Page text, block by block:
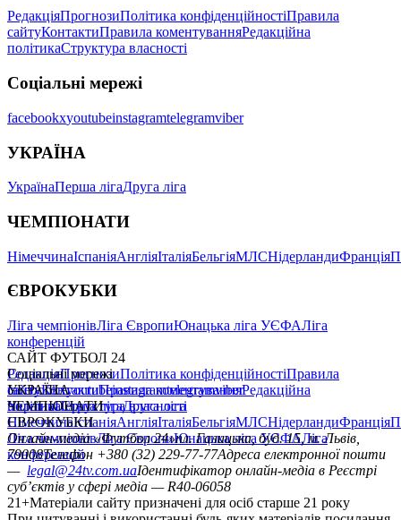
РедакціяПрогнозиПолітика конфіденційностіПравила
сайтуКонтактиПравила коментуванняРедакційна
політикаСтруктура власності
Соціальні мережі
facebookxyoutubeinstagramtelegramviber
УКРАЇНА
УкраїнаПерша лігаДруга ліга
ЧЕМПІОНАТИ
НімеччинаІспаніяАнгліяІталіяБельгіяМЛСНідерландиФранція
ЄВРОКУБКИ
Ліга чемпіонівЛіга ЄвропиЮнацька ліга УЄФАЛіга
конференцій
САЙТ ФУТБОЛ 24
РедакціяПрогнозиПолітика конфіденційностіПравила
сайтуКонтактиПравила коментуванняРедакційна
політикаСтруктура власності
Соціальні мережі
facebookxyoutubeinstagramtelegramviber
УКРАЇНА
УкраїнаПерша лігаДруга ліга
ЧЕМПІОНАТИ
НімеччинаІспаніяАнгліяІталіяБельгіяМЛСНідерландиФранція
ЄВРОКУБКИ
Ліга чемпіонівЛіга ЄвропиЮнацька ліга УЄФАЛіга
конференцій
Онлайн-медіа «Футбол 24»пл. Галицька, буд. 15, м. Львів,
79008Телефон +380 (32) 229-77-77Адреса електронної пошти
— legal@24tv.com.uaІдентифікатор онлайн-медіа в Реєстрі
суб’єктів у сфері медіа — R40-06058
21+Матеріали сайту призначені для осіб старше 21 року